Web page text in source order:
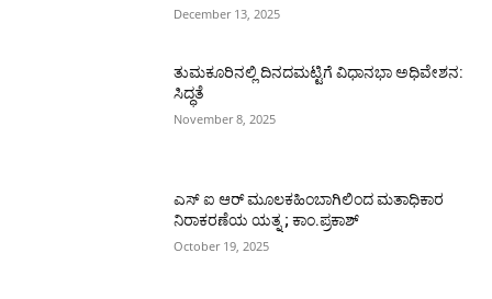
December 13, 2025
ತುಮಕೂರಿನಲ್ಲಿ ದಿನದಮಟ್ಟಿಗೆ ವಿಧಾನಭಾ ಅಧಿವೇಶನ:
ಸಿದ್ಧತೆ
November 8, 2025
ಎಸ್ ಐ ಆರ್ ಮೂಲಕಹಿಂಬಾಗಿಲಿಂದ ಮತಾಧಿಕಾರ
ನಿರಾಕರಣೆಯ ಯತ್ನ ; ಕಾಂ.ಪ್ರಕಾಶ್
October 19, 2025